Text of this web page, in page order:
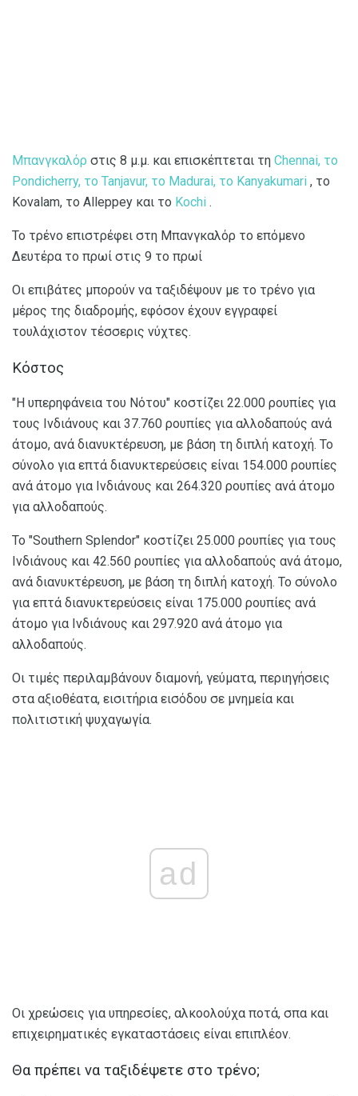
Μπανγκαλόρ στις 8 μ.μ. και επισκέπτεται τη Chennai, το
Pondicherry, το Tanjavur, το Madurai, το Kanyakumari , το
Kovalam, το Alleppey και το Kochi .
Το τρένο επιστρέφει στη Μπανγκαλόρ το επόμενο
Δευτέρα το πρωί στις 9 το πρωί
Οι επιβάτες μπορούν να ταξιδέψουν με το τρένο για
μέρος της διαδρομής, εφόσον έχουν εγγραφεί
τουλάχιστον τέσσερις νύχτες.
Κόστος
"Η υπερηφάνεια του Νότου" κοστίζει 22.000 ρουπίες για
τους Ινδιάνους και 37.760 ρουπίες για αλλοδαπούς ανά
άτομο, ανά διανυκτέρευση, με βάση τη διπλή κατοχή. Το
σύνολο για επτά διανυκτερεύσεις είναι 154.000 ρουπίες
ανά άτομο για Ινδιάνους και 264.320 ρουπίες ανά άτομο
για αλλοδαπούς.
Το "Southern Splendor" κοστίζει 25.000 ρουπίες για τους
Ινδιάνους και 42.560 ρουπίες για αλλοδαπούς ανά άτομο,
ανά διανυκτέρευση, με βάση τη διπλή κατοχή. Το σύνολο
για επτά διανυκτερεύσεις είναι 175.000 ρουπίες ανά
άτομο για Ινδιάνους και 297.920 ανά άτομο για
αλλοδαπούς.
Οι τιμές περιλαμβάνουν διαμονή, γεύματα, περιηγήσεις
στα αξιοθέατα, εισιτήρια εισόδου σε μνημεία και
πολιτιστική ψυχαγωγία.
ad
Οι χρεώσεις για υπηρεσίες, αλκοολούχα ποτά, σπα και
επιχειρηματικές εγκαταστάσεις είναι επιπλέον.
Θα πρέπει να ταξιδέψετε στο τρένο;